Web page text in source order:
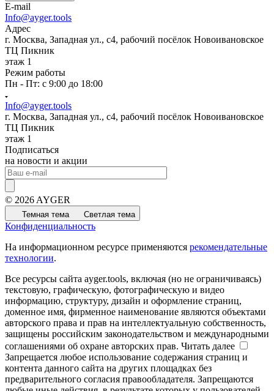
E-mail
Info@ayger.tools
Адрес
г. Москва, Западная ул., с4, рабочий посёлок Новоивановское
ТЦ Пикник
этаж 1
Режим работы
Пн - Пт: с 9:00 до 18:00
Info@ayger.tools
г. Москва, Западная ул., с4, рабочий посёлок Новоивановское
ТЦ Пикник
этаж 1
Подписаться
на новости и акции
© 2026 AYGER
Темная тема Светлая тема
Конфиденциальность
На информационном ресурсе применяются рекомендательные
технологии.
Все ресурсы сайта ayger.tools, включая (но не ограничиваясь)
текстовую, графическую, фотографическую и видео
информацию, структуру, дизайн и оформление страниц,
доменное имя, фирменное наименование являются объектами
авторского права и прав на интеллектуальную собственность,
защищены российским законодательством и международными
соглашениями об охране авторских прав. Читать далее
Запрещается любое использование содержания страниц и
контента данного сайта на других площадках без
предварительного согласия правообладателя. Запрещаются